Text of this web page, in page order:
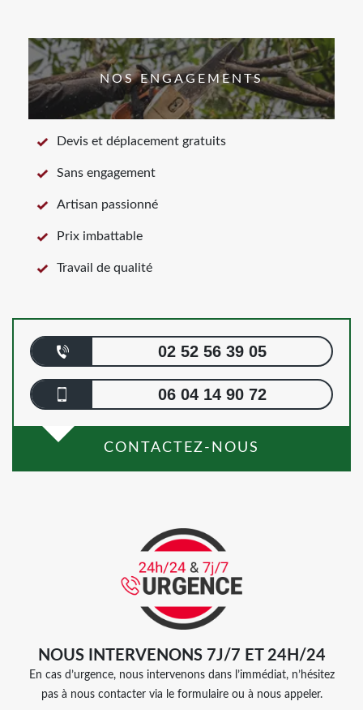
NOS ENGAGEMENTS
Devis et déplacement gratuits
Sans engagement
Artisan passionné
Prix imbattable
Travail de qualité
02 52 56 39 05
06 04 14 90 72
CONTACTEZ-NOUS
NOUS INTERVENONS 7J/7 ET 24H/24
En cas d’urgence, nous intervenons dans l’immédiat, n’hésitez
pas à nous contacter via le formulaire ou à nous appeler.